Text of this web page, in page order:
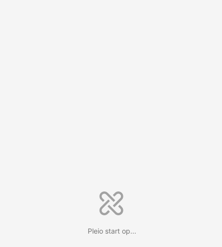
Pleio start op...